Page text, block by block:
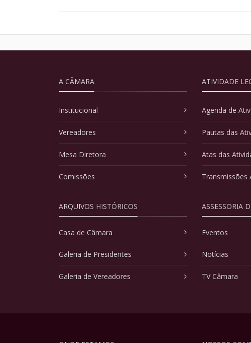
A CÂMARA
Institucional
Vereadores
Mesa Diretora
Comissões
ARQUIVOS HISTÓRICOS
Casa de Câmara
Galeria de Presidentes
Galeria de Vereadores
ATIVIDADE
Agenda de
Pautas das
Atas das
Transmissões
ASSESSORIA
Eventos
Notícias
TV Câmara